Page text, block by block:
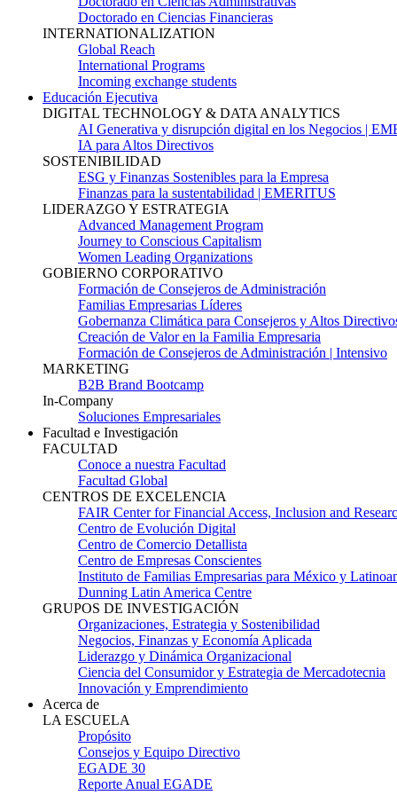
Doctorado en Ciencias Financieras
INTERNATIONALIZATION
Global Reach
International Programs
Incoming exchange students
Educación Ejecutiva
DIGITAL TECHNOLOGY & DATA ANALYTICS
AI Generativa y disrupción digital en los Negocios |
IA para Altos Directivos
SOSTENIBILIDAD
ESG y Finanzas Sostenibles para la Empresa
Finanzas para la sustentabilidad | EMERITUS
LIDERAZGO Y ESTRATEGIA
Advanced Management Program
Journey to Conscious Capitalism
Women Leading Organizations
GOBIERNO CORPORATIVO
Formación de Consejeros de Administración
Familias Empresarias Líderes
Gobernanza Climática para Consejeros y Altos
Creación de Valor en la Familia Empresaria
Formación de Consejeros de Administración | Intensivo
MARKETING
B2B Brand Bootcamp
In-Company
Soluciones Empresariales
Facultad e Investigación
FACULTAD
Conoce a nuestra Facultad
Facultad Global
CENTROS DE EXCELENCIA
FAIR Center for Financial Access, Inclusion and
Centro de Evolución Digital
Centro de Comercio Detallista
Centro de Empresas Conscientes
Instituto de Familias Empresarias para México y
Dunning Latin America Centre
GRUPOS DE INVESTIGACIÓN
Organizaciones, Estrategia y Sostenibilidad
Negocios, Finanzas y Economía Aplicada
Liderazgo y Dinámica Organizacional
Ciencia del Consumidor y Estrategia de Mercadotecnia
Innovación y Emprendimiento
Acerca de
LA ESCUELA
Propósito
Consejos y Equipo Directivo
EGADE 30
Reporte Anual EGADE